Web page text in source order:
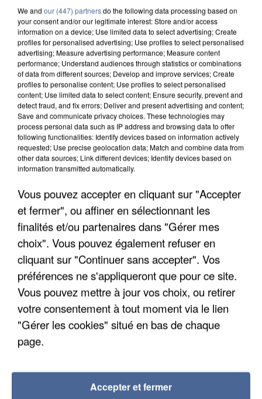
UN SECOND CADRE DE LA DZ MAFIA
INTERPELLÉ EN ALGÉRIE
We and our (447) partnersdo the following data processing based on
your consent and/or our legitimate interest: Store and/or access
information on a device; Use limited data to select advertising; Create
profiles for personalised advertising; Use profiles to select personalised
advertising; Measure advertising performance; Measure content
performance; Understand audiences through statistics or combinations
of data from different sources; Develop and improve services; Create
profiles to personalise content; Use profiles to select personalised
content; Use limited data to select content; Ensure security, prevent and
detect fraud, and fix errors; Deliver and present advertising and content;
Save and communicate privacy choices. These technologies may
process personal data such as IP address and browsing data to offer
following functionalities: Identify devices based on information actively
requested; Use precise geolocation data; Match and combine data from
other data sources; Link different devices; Identify devices based on
information transmitted automatically.
Vous pouvez accepter en cliquant sur "Accepter
et fermer", ou affiner en sélectionnant les
finalités et/ou partenaires dans "Gérer mes
choix". Vous pouvez également refuser en
cliquant sur "Continuer sans accepter". Vos
préférences ne s'appliqueront que pour ce site.
Vous pouvez mettre à jour vos choix, ou retirer
votre consentement à tout moment via le lien
"Gérer les cookies" situé en bas de chaque
page.
Accepter et fermer